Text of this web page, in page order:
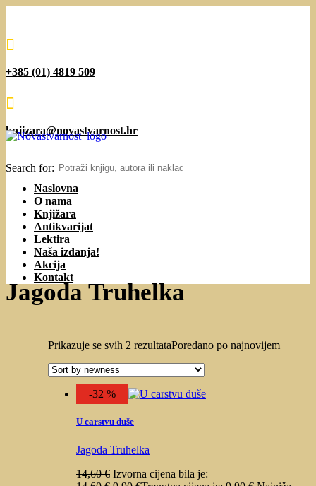

+385 (01) 4819 509

knjizara@novastvarnost.hr
Search for:
Naslovna
O nama
Knjižara
Antikvarijat
Lektira
Naša izdanja!
Akcija
Kontakt
Jagoda Truhelka
Prikazuje se svih 2 rezultataPoredano po najnovijem
-32 %
U carstvu duše
Jagoda Truhelka
14,60€ Izvorna cijena bila je: